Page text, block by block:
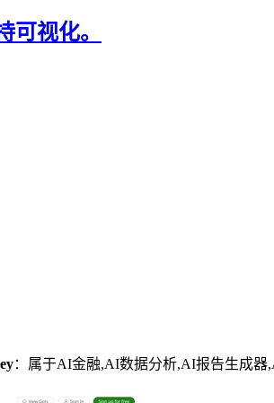
视化。
：属于AI金融,AI数据分析,AI报告生成